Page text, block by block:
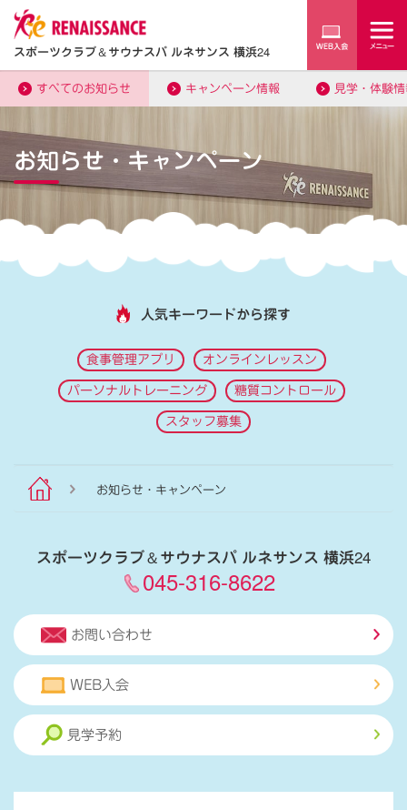
スポーツクラブ＆サウナスパ ルネサンス 横浜24
すべてのお知らせ キャンペーン情報 見学・体験
お知らせ・キャンペーン
人気キーワードから探す
食事管理アプリ オンラインレッスン
パーソナルトレーニング 糖質コントロール
スタッフ募集
お知らせ・キャンペーン
スポーツクラブ＆サウナスパ ルネサンス 横浜24
045-316-8622
お問い合わせ
WEB入会
見学予約